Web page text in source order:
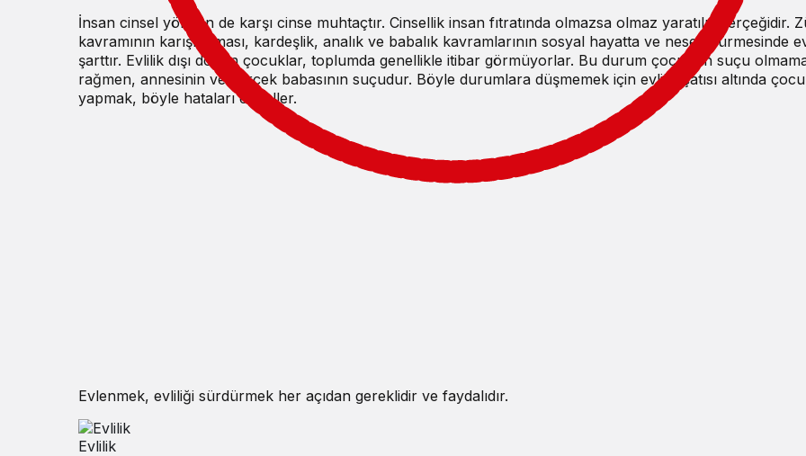
İnsan cinsel yönden de karşı cinse muhtaçtır. Cinsellik insan fıtratında olmazsa olmaz yaratılış gerçeğidir.
kavramının karışmaması, kardeşlik, analık ve babalık kavramlarının sosyal hayatta ve nesep sürmesinde
şarttır. Evlilik dışı doğan çocuklar, toplumda genellikle itibar görmüyorlar. Bu durum çocuğun suçu
rağmen, annesinin ve gerçek babasının suçudur. Böyle durumlara düşmemek için evlilik çatısı altında
yapmak, böyle hataları engeller.
Evlenmek, evliliği sürdürmek her açıdan gereklidir ve faydalıdır.
Evlilik